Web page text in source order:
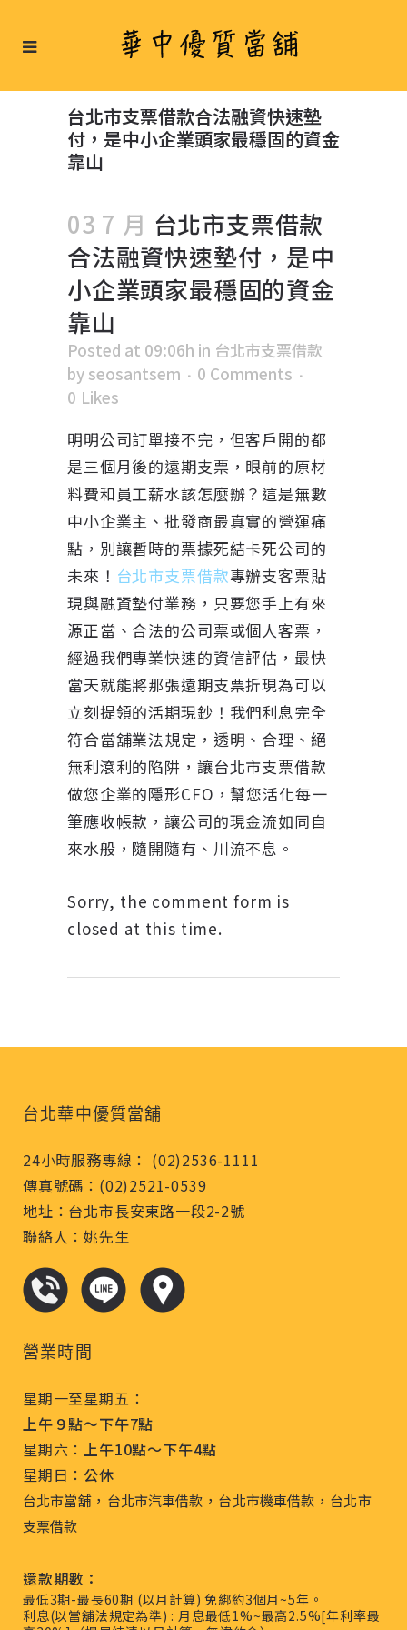
台北市支票借款合法融資快速墊
付，是中小企業頭家最穩固的資金
靠山
03 7 月 台北市支票借款
合法融資快速墊付，是中
小企業頭家最穩固的資金
靠山
Posted at 09:06h in 台北市支票借款
by seosantsem
0 Comments
0 Likes
明明公司訂單接不完，但客戶開的都
是三個月後的遠期支票，眼前的原材
料費和員工薪水該怎麼辦？這是無數
中小企業主、批發商最真實的營運痛
點，別讓暫時的票據死結卡死公司的
未來！ 台北市支票借款專辦支客票貼
現與融資墊付業務，只要您手上有來
源正當、合法的公司票或個人客票，
經過我們專業快速的資信評估，最快
當天就能將那張遠期支票折現為可以
立刻提領的活期現鈔！我們利息完全
符合當舖業法規定，透明、合理、絕
無利滾利的陷阱，讓台北市支票借款
做您企業的隱形CFO，幫您活化每一
筆應收帳款，讓公司的現金流如同自
來水般，隨開隨有、川流不息。
Sorry, the comment form is
closed at this time.
台北華中優質當舖
24小時服務專線： (02)2536-1111
傳真號碼：(02)2521-0539
地址：台北市長安東路一段2-2號
聯絡人：姚先生
營業時間
星期一至星期五：
上午９點～下午7點
星期六：上午10點～下午4點
星期日： 公休
台北市當舖， 台北市汽車借款 ， 台北市機車借款 ， 台北市
支票借款
還款期數：
最低3期-最長60期 (以月計算) 免綁約3個月~5年。
利息(以當舖法規定為準) : 月息最低1%~最高2.5%[年利率最